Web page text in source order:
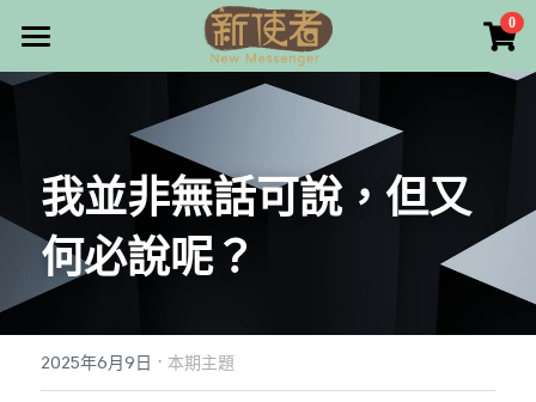
0
最新消息
關於我們
雜誌目錄
雜誌專欄
編者的話
寫寫畫畫
訂購/奉獻/廣告刊登
我並非無話可說，但又
何必說呢？
2025年6月9日 · 本期主題
×
商品分類
所有商品分類